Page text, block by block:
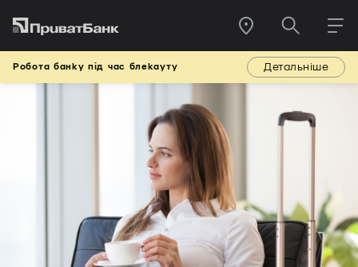
Робота банку під час блекауту Детальніше